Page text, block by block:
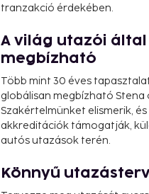
tranzakció érdekében.
A világ utazói által
megbízható
Több mint 30 éves
globálisan megbízható Stena
Szakértelmünket elismerik,
akkreditációk támogatják,
autós utazások terén.
Könnyű